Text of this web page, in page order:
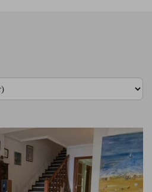
Next